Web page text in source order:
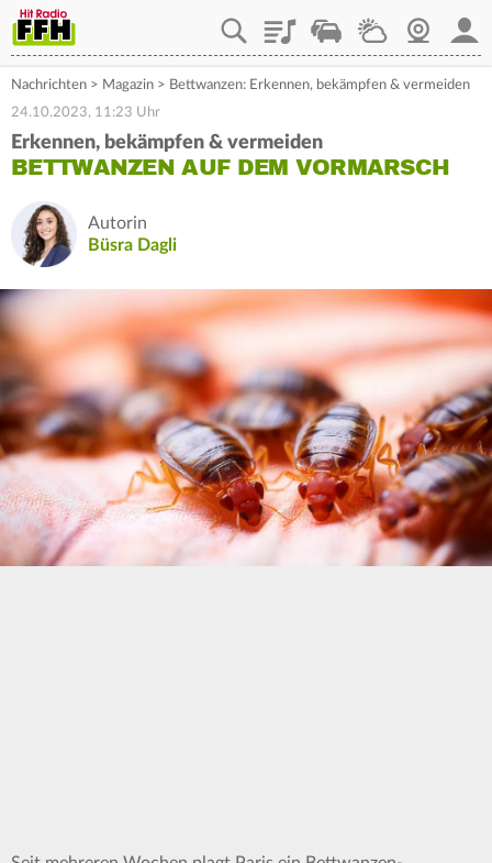
PlaylistStaupilotWetterWebcam
Nachrichten > Magazin > Bettwanzen: Erkennen, bekämpfen & vermeiden
24.10.2023, 11:23 Uhr
Erkennen, bekämpfen & vermeiden
BETTWANZEN AUF DEM VORMARSCH
Autorin
Büsra Dagli